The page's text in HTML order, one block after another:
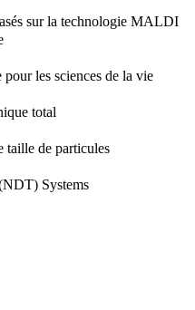
sur la technologie MALDI
les sciences de la vie
total
taille de particules
Systems